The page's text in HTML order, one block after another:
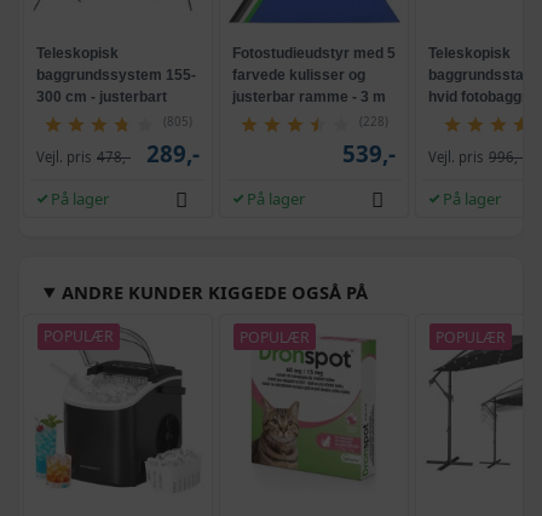
Teleskopisk
baggrundssystem 155-
300 cm - justerbart
stativ med taske
(805)
Vejl. pris 478,- 289,-
På lager
Fotostudieudstyr med 5
farvede kulisser og
justerbar ramme - 3 m
system
(228)
539,-
På lager
Teleskopisk
hvid
Vejl. pris 996,-
På lager
ANDRE KUNDER KIGGEDE OGSÅ PÅ
POPULÆR POPULÆR POPULÆR